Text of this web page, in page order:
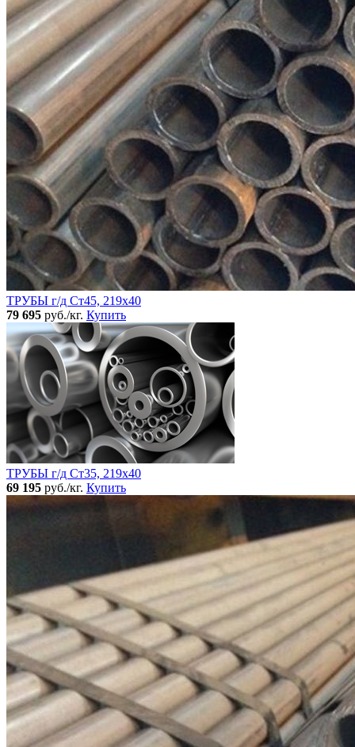
ТРУБЫ г/д Ст45, 219х40
79 695 руб./кг. Купить
ТРУБЫ г/д Ст35, 219х40
69 195 руб./кг. Купить